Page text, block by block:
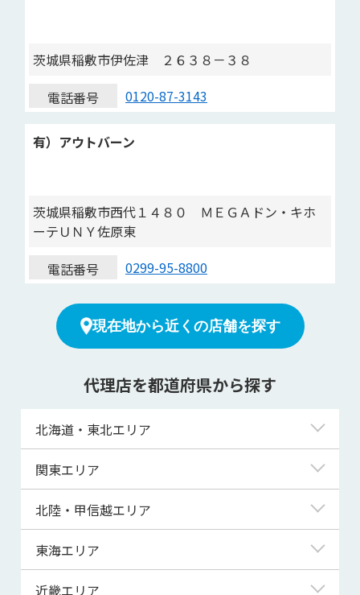
茨城県稲敷市伊佐津 ２６３８－３８
電話番号
0120-87-3143
有）アウトバーン
茨城県稲敷市西代１４８０ ＭＥＧＡドン・キホ
ーテＵＮＹ佐原東
電話番号
0299-95-8800
現在地から近くの店舗を探す
代理店を都道府県から探す
北海道・東北エリア
北海道
青森県
宮城県
関東エリア
東京都
神奈川県
埼玉県
北陸・甲信越エリア
新潟県
富山県
東海エリア
岐阜県
近畿エリア